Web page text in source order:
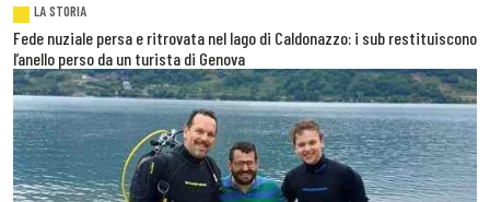
LA STORIA
Fede nuziale persa e ritrovata nel lago di Caldonazzo: i sub restituiscono
l’anello perso da un turista di Genova